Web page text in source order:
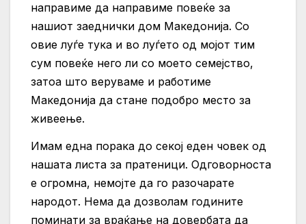
направиме да направиме повеќе за
нашиот заеднички дом Македонија. Со
овие луѓе тука и во луѓето од мојот тим
сум повеќе него ли со моето семејство,
затоа што веруваме и работиме
Македонија да стане подобро место за
живеење.
Имам една порака до секој еден човек од
нашата листа за пратеници. Одговорноста
е огромна, немојте да го разочарате
народот. Нема да дозволам годините
поминати за враќање на довербата да